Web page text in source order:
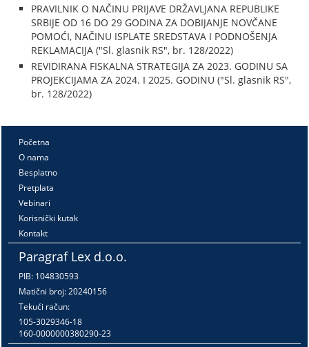
PRAVILNIK O NAČINU PRIJAVE DRŽAVLJANA REPUBLIKE
SRBIJE OD 16 DO 29 GODINA ZA DOBIJANJE NOVČANE
POMOĆI, NAČINU ISPLATE SREDSTAVA I PODNOŠENJA
REKLAMACIJA ("Sl. glasnik RS", br. 128/2022)
REVIDIRANA FISKALNA STRATEGIJA ZA 2023. GODINU SA
PROJEKCIJAMA ZA 2024. I 2025. GODINU ("Sl. glasnik RS",
br. 128/2022)
Početna
O nama
Besplatno
Pretplata
Vebinari
Korisnički kutak
Kontakt
Paragraf Lex d.o.o.
PIB: 104830593
Matični broj: 20240156
Tekući račun:
105-3029346-18
160-0000000380290-23